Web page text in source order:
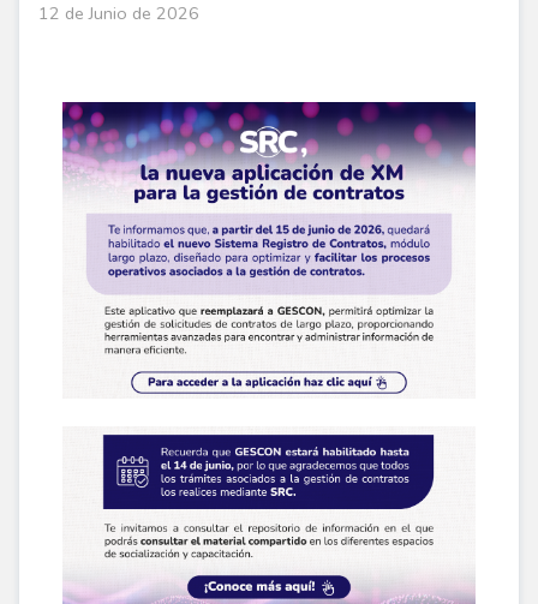
12 de Junio de 2026